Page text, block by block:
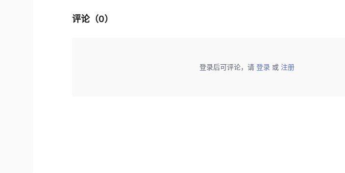
评论（0）
登录后可评论，请 登录 或 注册